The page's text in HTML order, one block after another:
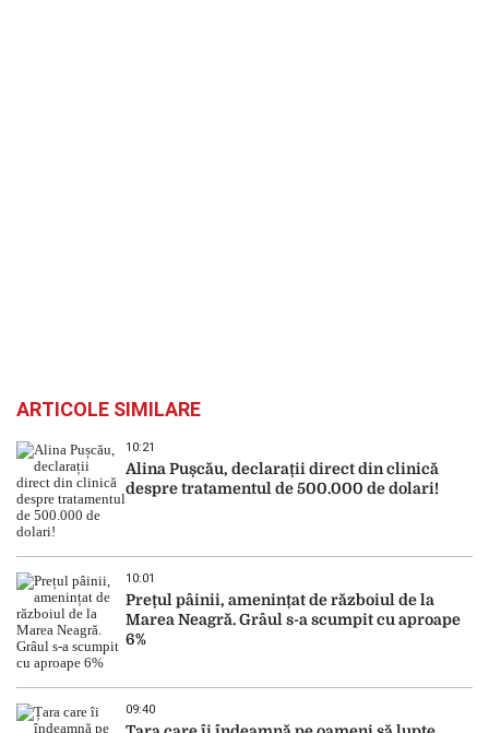
ARTICOLE SIMILARE
10:21
Alina Pușcău, declarații direct din clinică
despre tratamentul de 500.000 de dolari!
10:01
Prețul pâinii, amenințat de războiul de la
Marea Neagră. Grâul s-a scumpit cu aproape
6%
09:40